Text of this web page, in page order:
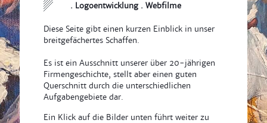
. Logoentwicklung . Webfilme
Diese Seite gibt einen kurzen Einblick in unser
breitgefächertes Schaffen.
Es ist ein Ausschnitt unserer über 20-jährigen
Firmengeschichte, stellt aber einen guten
Querschnitt durch die unterschiedlichen
Aufgabengebiete dar.
Ein Klick auf die Bilder unten führt weiter zu